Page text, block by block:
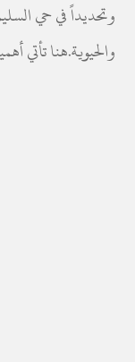
وتحديداً في حي
والحيوية.هنا تأتي